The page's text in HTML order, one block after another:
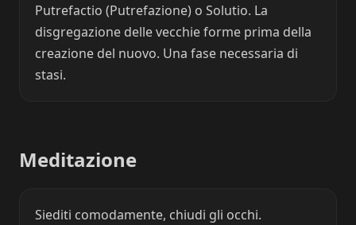
Putrefactio (Putrefazione) o Solutio. La
disgregazione delle vecchie forme prima della
creazione del nuovo. Una fase necessaria di
stasi.
Meditazione
Siediti comodamente, chiudi gli occhi.